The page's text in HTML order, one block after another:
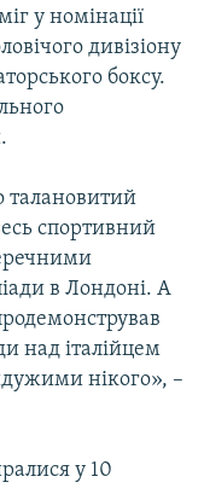
у номінації
дивізіону
боксу.
талановитий
спортивний
в Лондоні. А
над італійцем
нікого», –
у 10